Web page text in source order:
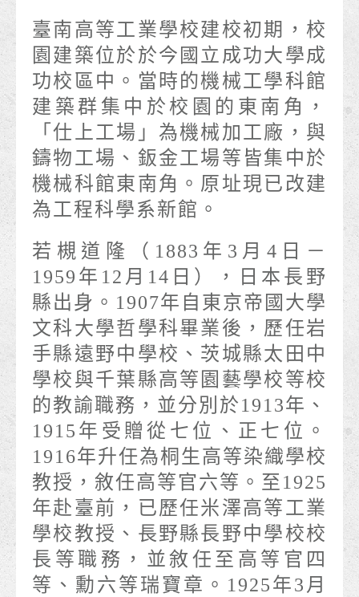
臺南高等工業學校建校初期，校
園建築位於於今國立成功大學成
功校區中。當時的機械工學科館
建築群集中於校園的東南角，
「仕上工場」為機械加工廠，與
鑄物工場、鈑金工場等皆集中於
機械科館東南角。原址現已改建
為工程科學系新館。
若槻道隆（1883年3月4日－
1959年12月14日），日本長野
縣出身。1907年自東京帝國大學
文科大學哲學科畢業後，歷任岩
手縣遠野中學校、茨城縣太田中
學校與千葉縣高等園藝學校等校
的教諭職務，並分別於1913年、
1915年受贈從七位、正七位。
1916年升任為桐生高等染織學校
教授，敘任高等官六等。至1925
年赴臺前，已歷任米澤高等工業
學校教授、長野縣長野中學校校
長等職務，並敘任至高等官四
等、勳六等瑞寶章。1925年3月